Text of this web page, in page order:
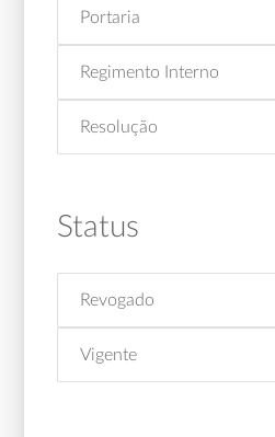
Portaria
Regimento Interno
Resolução
Status
Revogado
Vigente